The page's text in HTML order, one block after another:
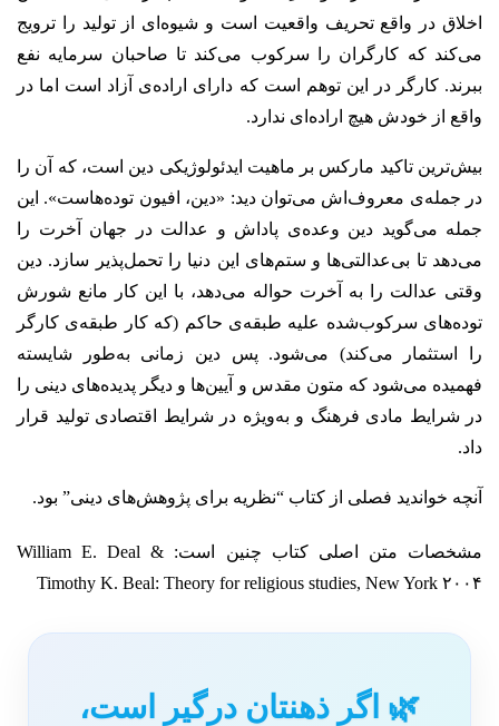
اخلاق در واقع تحریف واقعیت است و شیوه‌ای از تولید را ترویج
می‌کند که کارگران را سرکوب می‌کند تا صاحبان سرمایه نفع
ببرند. کارگر در این توهم است که دارای اراده‌ی آزاد است اما در
واقع از خودش هیچ اراده‌ای ندارد.
بیش‌ترین تاکید مارکس بر ماهیت ایدئولوژیکی دین است، که آن را
در جمله‌ی معروف‌اش می‌توان دید: «دین، افیون توده‌هاست». این
جمله می‌گوید دین وعده‌ی پاداش و عدالت در جهان آخرت را
می‌دهد تا بی‌عدالتی‌ها و ستم‌های این دنیا را تحمل‌پذیر سازد. دین
وقتی عدالت را به آخرت حواله می‌دهد، با این کار مانع شورش
توده‌های سرکوب‌شده علیه طبقه‌ی حاکم (که کار طبقه‌ی کارگر
را استثمار می‌کند) می‌شود. پس دین زمانی به‌طور شایسته
فهمیده می‌شود که متون مقدس و آیین‌ها و دیگر پدیده‌های دینی را
در شرایط مادی فرهنگ و به‌ویژه در شرایط اقتصادی تولید قرار
داد.
آنچه خواندید فصلی از کتاب “نظریه برای پژوهش‌های دینی” بود.
مشخصات متن اصلی کتاب چنین است: William E. Deal &
Timothy K. Beal: Theory for religious studies, New York ۲۰۰۴
🌿 اگر ذهنتان درگیر است،